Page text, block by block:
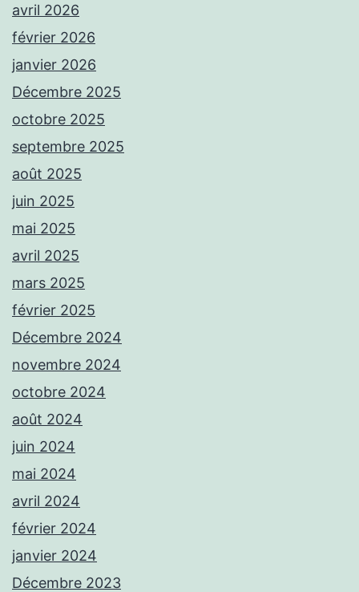
avril 2026
février 2026
janvier 2026
Décembre 2025
octobre 2025
septembre 2025
août 2025
juin 2025
mai 2025
avril 2025
mars 2025
février 2025
Décembre 2024
novembre 2024
octobre 2024
août 2024
juin 2024
mai 2024
avril 2024
février 2024
janvier 2024
Décembre 2023